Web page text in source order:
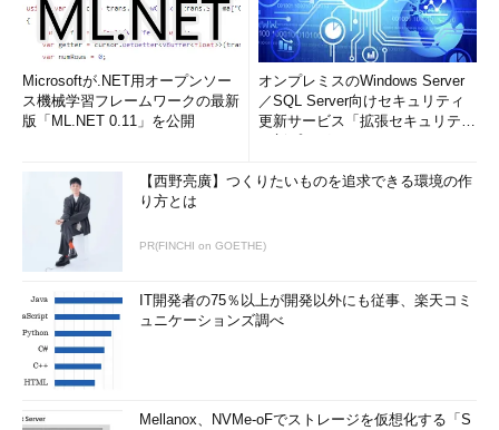
Microsoftが.NET用オープンソー
ス機械学習フレームワークの最新
版「ML.NET 0.11」を公開
オンプレミスのWindows Server
／SQL Server向けセキュリティ
更新サービス「拡張セキュリティ
【西野亮廣】つくりたいものを追求できる環境の作
り方とは
PR(FINCHI on GOETHE)
IT開発者の75％以上が開発以外にも従事、楽天コミ
ュニケーションズ調べ
Mellanox、NVMe-oFでストレージを仮想化する「S